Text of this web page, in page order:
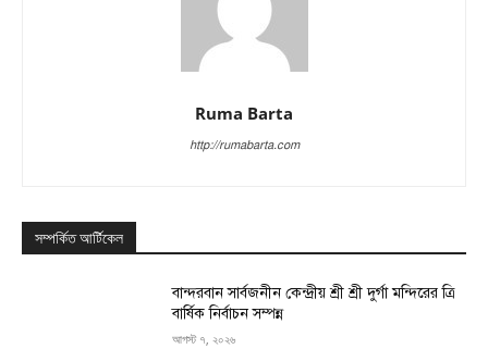
Ruma Barta
http://rumabarta.com
সম্পর্কিত আর্টিকেল
বান্দরবান সার্বজনীন কেন্দ্রীয় শ্রী শ্রী দুর্গা মন্দিরের ত্রি
বার্ষিক নির্বাচন সম্পন্ন
আগস্ট ৭, ২০২৬